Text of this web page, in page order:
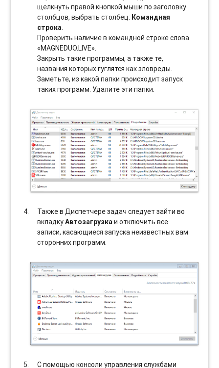
щелкнуть правой кнопкой мыши по заголовку
столбцов, выбрать столбец: Командная
строка.
Проверить наличие в командной строке слова
«MAGNEDUO.LIVE».
Закрыть такие программы, а также те,
названия которых гуглятся как зловреды.
Заметьте, из какой папки происходит запуск
таких программ. Удалите эти папки.
Также в Диспетчере задач следует зайти во
вкладкуАвтозагрузкаи отключить все
записи, касающиеся запуска неизвестных вам
сторонних программ.
С помощью консоли управления службами